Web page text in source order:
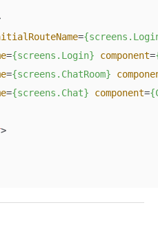
=
={screens.Login} component=
={screens.ChatRoom}
={screens.Chat} component=
>